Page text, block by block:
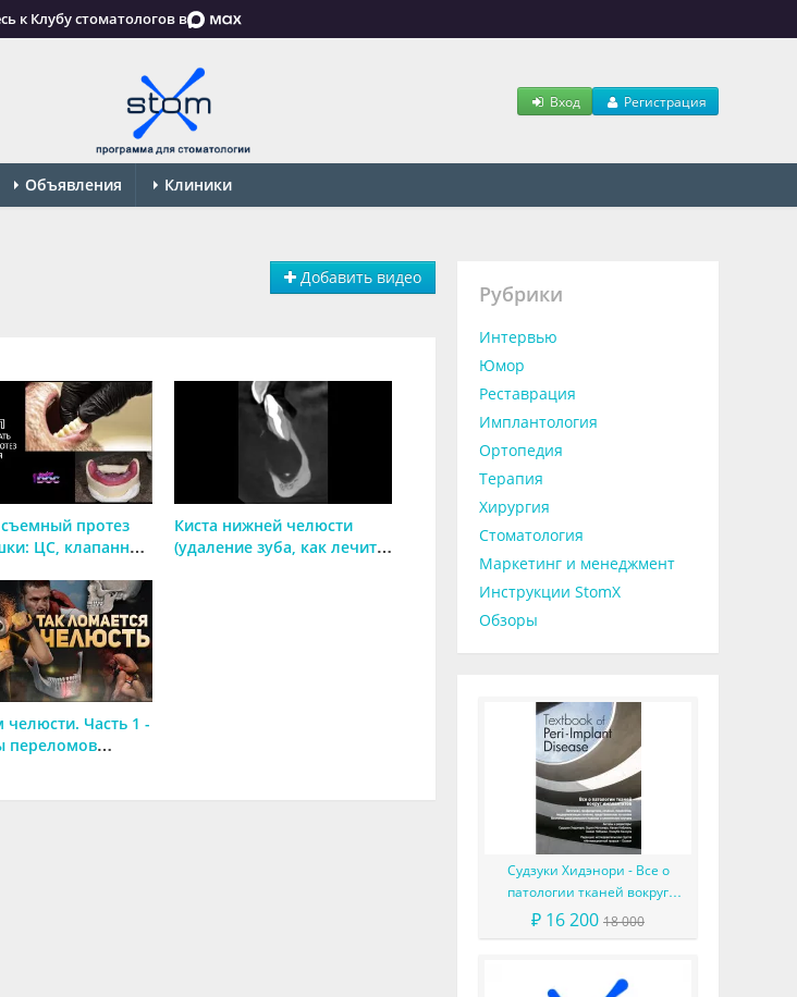
к Клубу стоматологов в
Вход Регистрация
Объявления Клиники
Добавить видео
протез
ЦС, клапанная
Киста нижней челюсти
(удаление зуба, как лечить,
челюсти. Часть 1 -
переломов
Рубрики
Интервью
Юмор
Реставрация
Имплантология
Ортопедия
Терапия
Хирургия
Стоматология
Маркетинг и менеджмент
Инструкции StomX
Обзоры
Судзуки Хидэнори - Все о
патологии тканей вокруг
имплантатов
₽ 16 200 18 000